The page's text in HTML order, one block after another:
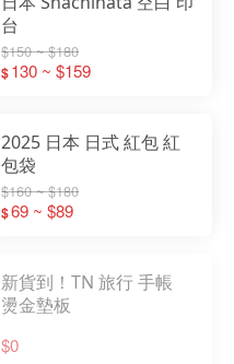
台
$150 ~ $180
$130 ~ $159
2025 日本 日式 紅包 紅
包袋
$160 ~ $180
$69 ~ $89
新貨到！TN 旅行 手帳
燙金墊板
$0